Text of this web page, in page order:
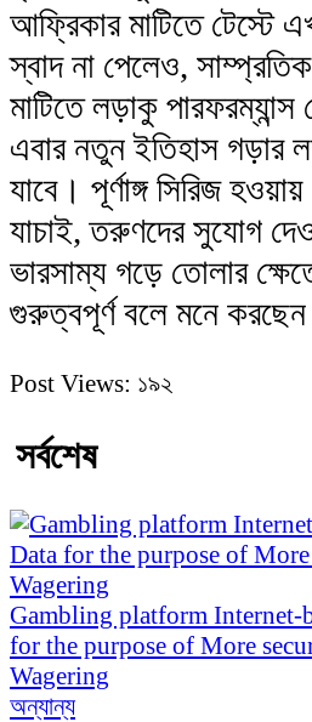
আফ্রিকার মাটিতে টেস্টে
স্বাদ না পেলেও,
মাটিতে লড়াকু পারফরম্যান্স
এবার নতুন ইতিহাস গড়ার
যাবে। পূর্ণাঙ্গ সিরিজ
যাচাই, তরুণদের সুযোগ
ভারসাম্য গড়ে তোলার
গুরুত্বপূর্ণ বলে মনে করছেন
Post Views: ১৯২
সর্বশেষ
Gambling platform Internet-
for the purpose of More
Wagering
অন্যান্য